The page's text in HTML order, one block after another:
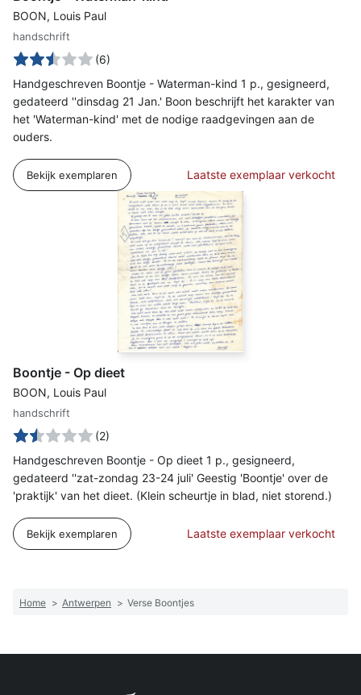
BOON, Louis Paul
handschrift
(6)
Handgeschreven Boontje - Waterman-kind 1 p., gesigneerd,
gedateerd ''dinsdag 21 Jan.' Boon beschrijft het karakter van
het 'Waterman-kind' met de nodige raadgevingen aan de
ouders.
Laatste exemplaar verkocht
Bekijk exemplaren
Boontje - Op dieet
BOON, Louis Paul
handschrift
(2)
Handgeschreven Boontje - Op dieet 1 p., gesigneerd,
gedateerd ''zat-zondag 23-24 juli' Geestig 'Boontje' over de
'praktijk' van het dieet. (Klein scheurtje in blad, niet storend.)
Laatste exemplaar verkocht
Bekijk exemplaren
Home > Antwerpen > Verse Boontjes